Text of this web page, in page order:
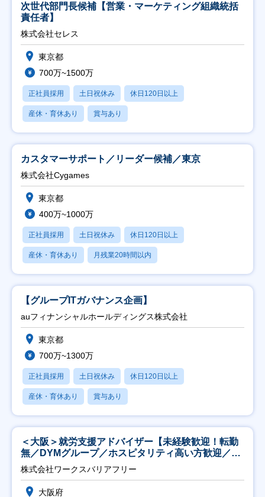
次世代部門長候補【営業・マーケティング組織統括
責任者】
株式会社セレス
東京都
700万~1500万
正社員採用 土日祝休み 休日120日以上
産休・育休あり 賞与あり
カスタマーサポート／リーダー候補／東京
株式会社Cygames
東京都
400万~1000万
正社員採用 土日祝休み 休日120日以上
産休・育休あり 月残業20時間以内
【グループITガバナンス企画】
auフィナンシャルホールディングス株式会社
東京都
700万~1300万
正社員採用 土日祝休み 休日120日以上
産休・育休あり 賞与あり
＜大阪＞就労支援アドバイザー【未経験歓迎！転勤
無／DYMグループ／ホスピタリティ高い方歓迎／土
日祝】
株式会社ワークスバリアフリー
大阪府